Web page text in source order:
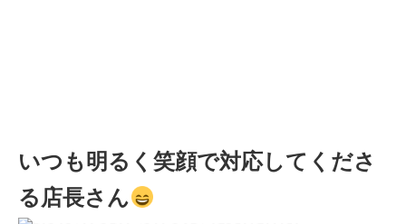
いつも明るく笑顔で対応してくださ
る店長さん